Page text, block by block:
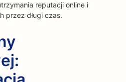
reputacji online i
przez długi czas.